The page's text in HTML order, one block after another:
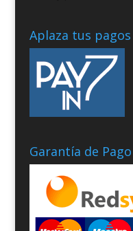
Aplaza tus pagos
Garantía de